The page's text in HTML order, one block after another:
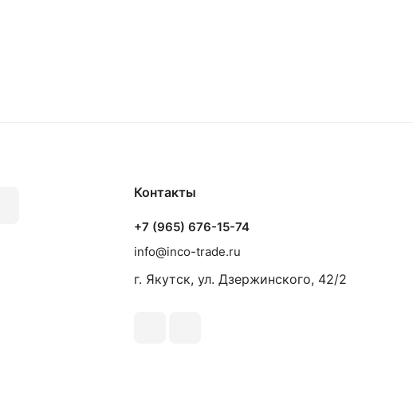
Контакты
+7 (965) 676-15-74
info@inco-trade.ru
г. Якутск, ул. Дзержинского, 42/2